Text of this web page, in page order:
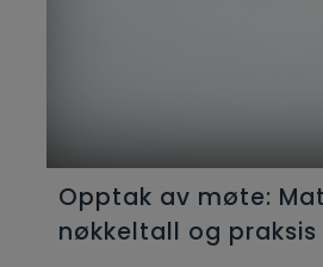
Opptak av møte:
nøkkeltall og praksis